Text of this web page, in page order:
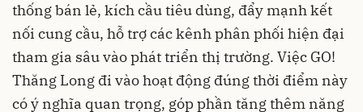
thống bán lẻ, kích cầu tiêu dùng, đẩy mạnh kết
nối cung cầu, hỗ trợ các kênh phân phối hiện đại
tham gia sâu vào phát triển thị trường. Việc GO!
Thăng Long đi vào hoạt động đúng thời điểm này
có ý nghĩa quan trọng, góp phần tăng thêm năng